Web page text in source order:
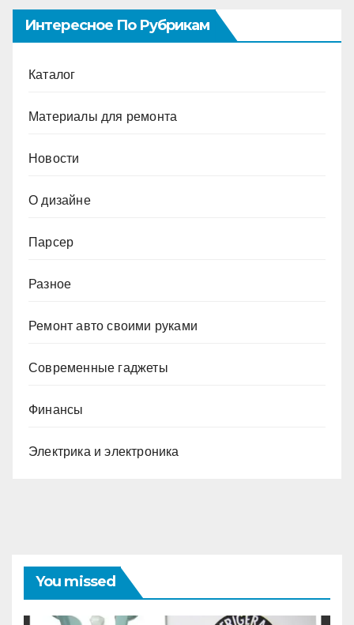
Интересное По Рубрикам
Каталог
Материалы для ремонта
Новости
О дизайне
Парсер
Разное
Ремонт авто своими руками
Современные гаджеты
Финансы
Электрика и электроника
You missed